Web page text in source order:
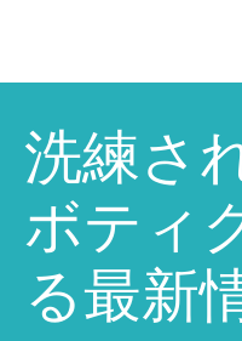
洗練さ
ボティ
る最新